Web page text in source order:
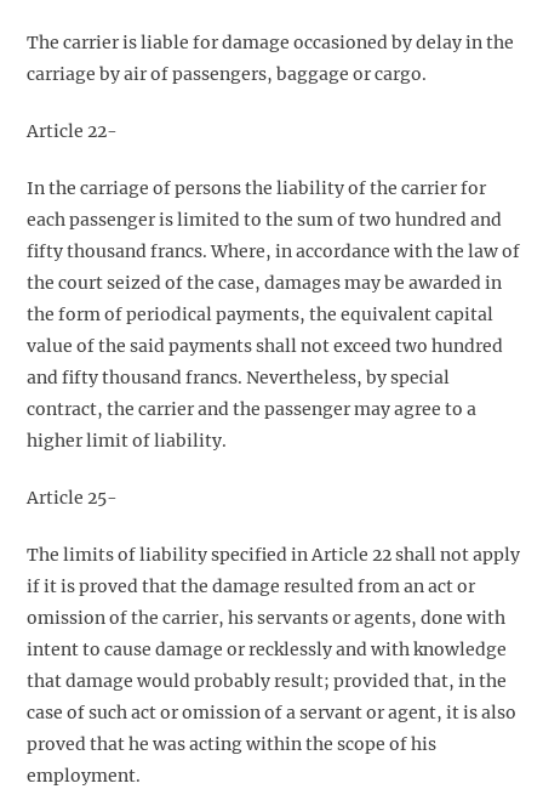
The carrier is liable for damage occasioned by delay in the
carriage by air of passengers, baggage or cargo.
Article 22-
In the carriage of persons the liability of the carrier for
each passenger is limited to the sum of two hundred and
fifty thousand francs. Where, in accordance with the law of
the court seized of the case, damages may be awarded in
the form of periodical payments, the equivalent capital
value of the said payments shall not exceed two hundred
and fifty thousand francs. Nevertheless, by special
contract, the carrier and the passenger may agree to a
higher limit of liability.
Article 25-
The limits of liability specified in Article 22 shall not apply
if it is proved that the damage resulted from an act or
omission of the carrier, his servants or agents, done with
intent to cause damage or recklessly and with knowledge
that damage would probably result; provided that, in the
case of such act or omission of a servant or agent, it is also
proved that he was acting within the scope of his
employment.